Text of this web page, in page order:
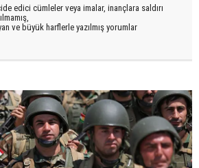
edici cümleler veya imalar, inançlara saldırı
ve büyük harflerle yazılmış yorumlar